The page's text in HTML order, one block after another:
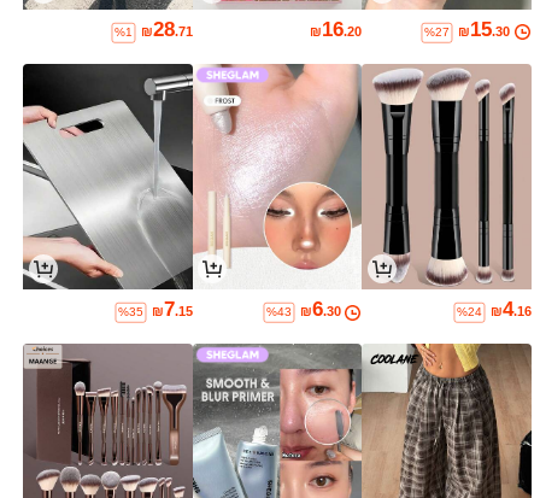
₪15.30
%27
₪16.20
₪28.71
%1
₪4.16
%24
₪6.30
%43
₪7.15
%35